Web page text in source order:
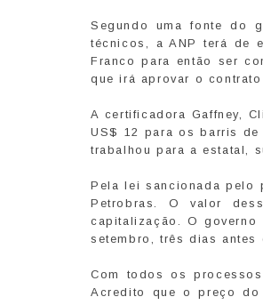
Segundo uma fonte do
técnicos, a ANP terá de
Franco para então ser
que irá aprovar o
A certificadora Gaffney,
US$ 12 para os barris de
trabalhou para a estatal,
Pela lei sancionada pelo
Petrobras. O valor
capitalização. O
setembro, três dias
Com todos os
Acredito que o preço